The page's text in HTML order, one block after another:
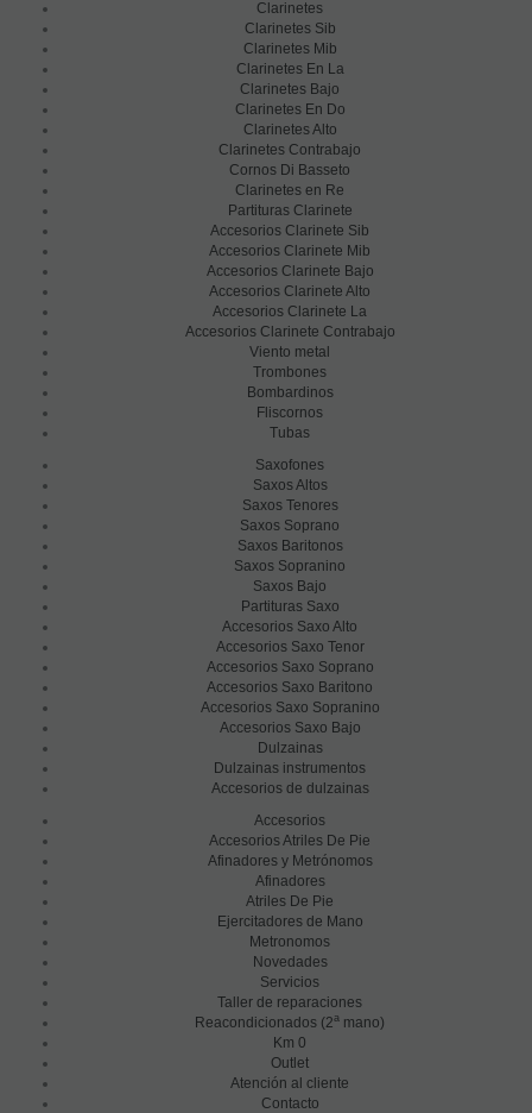
Clarinetes
Clarinetes Sib
Clarinetes Mib
Clarinetes En La
Clarinetes Bajo
Clarinetes En Do
Clarinetes Alto
Clarinetes Contrabajo
Cornos Di Basseto
Clarinetes en Re
Partituras Clarinete
Accesorios Clarinete Sib
Accesorios Clarinete Mib
Accesorios Clarinete Bajo
Accesorios Clarinete Alto
Accesorios Clarinete La
Accesorios Clarinete Contrabajo
Viento metal
Trombones
Bombardinos
Fliscornos
Tubas
Saxofones
Saxos Altos
Saxos Tenores
Saxos Soprano
Saxos Baritonos
Saxos Sopranino
Saxos Bajo
Partituras Saxo
Accesorios Saxo Alto
Accesorios Saxo Tenor
Accesorios Saxo Soprano
Accesorios Saxo Baritono
Accesorios Saxo Sopranino
Accesorios Saxo Bajo
Dulzainas
Dulzainas instrumentos
Accesorios de dulzainas
Accesorios
Accesorios Atriles De Pie
Afinadores y Metrónomos
Afinadores
Atriles De Pie
Ejercitadores de Mano
Metronomos
Novedades
Servicios
Taller de reparaciones
Reacondicionados (2a mano)
Km 0
Outlet
Atención al cliente
Contacto